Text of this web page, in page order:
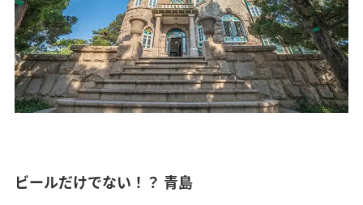
ビールだけでない！？ 青島